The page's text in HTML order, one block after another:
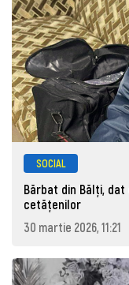
SOCIAL
Bărbat din Bălți,
cetăţenilor
30 martie 2026, 11:21